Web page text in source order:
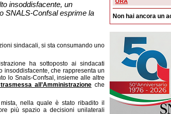
insoddisfacente, un
SNALS-Confsal esprime la
sindacali, si sta consumando uno
ha sottoposto ai sindacati
insoddisfacente, che rappresenta un
lo Snals-Confsal, insieme alle altre
all’Amministrazioneche
nella quale è stato ribadito il
più spazio a decisioni unilaterali
Non hai ancora un